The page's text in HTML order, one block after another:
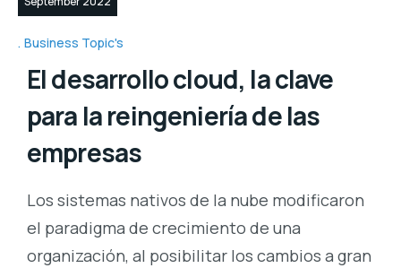
Business Topic's
El desarrollo cloud, la clave
para la reingeniería de las
empresas
Los sistemas nativos de la nube modificaron
el paradigma de crecimiento de una
organización, al posibilitar los cambios a gran